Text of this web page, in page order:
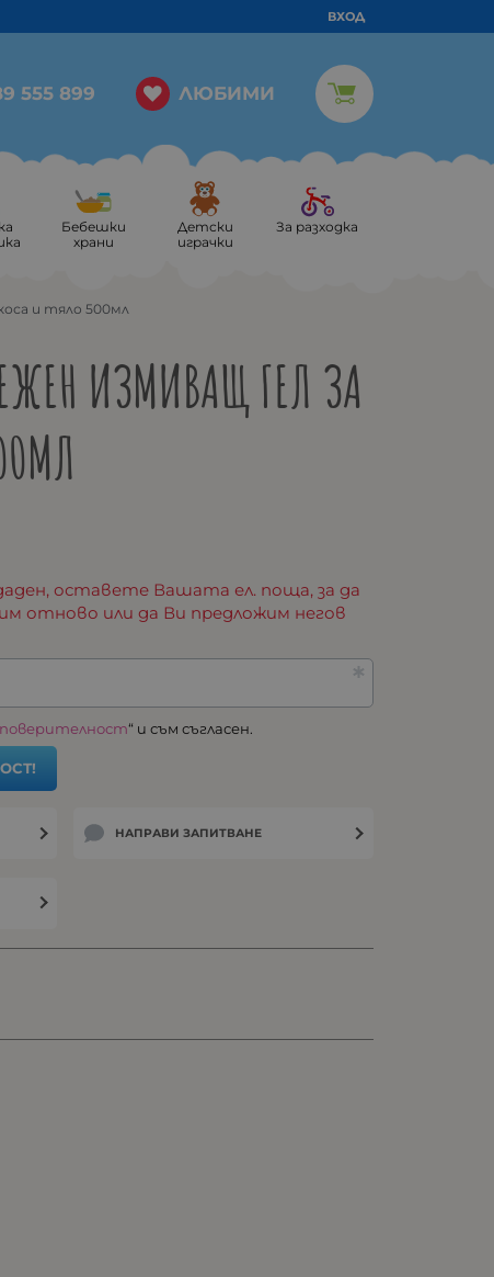
ВХОД
555 899 ЛЮБИМИ
Бебешки
храни
Детски
играчки
За разходка
и тяло 500мл
ИЗМИВАЩ ГЕЛ ЗА
оставете Вашата ел. поща, за да
отново или да Ви предложим негов
“ и съм съгласен.
НАПРАВИ ЗАПИТВАНЕ